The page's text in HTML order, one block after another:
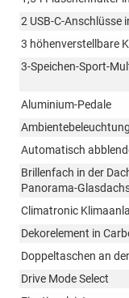
2 USB-C-Anschlüsse
3 höhenverstellbare
3-Speichen-Sport-
Aluminium-Pedale
Automatisch
Brillenfach in der
Panorama-
Climatronic
Dekorelement in
Doppeltaschen an
Drive Mode Select